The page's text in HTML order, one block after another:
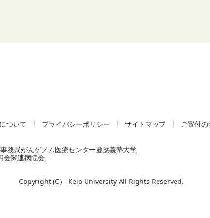
ついて プライバシーポリシー サイトマップ ご寄付
務局がんゲノム医療センター慶應義塾大学
会関連病院会
Copyright (C） Keio University All Rights Reserved.